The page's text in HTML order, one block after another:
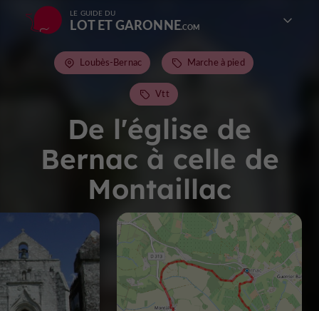
LE GUIDE DU
LOT ET GARONNE
De l'église de
Bernac à celle de
Montaillac
Loubès-Bernac Marche à pied
Vtt